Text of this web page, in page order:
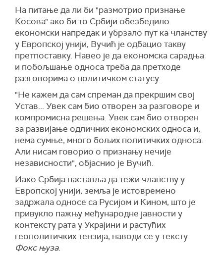
На питање да ли би "размотрио признање
Косова" ако би то Србији обезбедило
економски напредак и убрзало пут ка чланству
у Европској унији, Вучић је одбацио такву
претпоставку. Навео је да економска сарадња
и побољшање односа треба да претходе
разговорима о политичком статусу.
"Не кажем да сам спреман да прекршим свој
Устав... Увек сам био отворен за разговоре и
компромисна решења. Увек сам био отворен
за развијање одличних економских односа и,
нема сумње, много бољих политичких односа.
Али нисам говорио о признању нечије
независности", објаснио је Вучић.
Иако Србија наставља да тежи чланству у
Европској унији, земља је истовремено
задржала односе са Русијом и Кином, што је
привукло пажњу међународне јавности у
контексту рата у Украјини и растућих
геополитичких тензија, наводи се у тексту
Фокс њуза.